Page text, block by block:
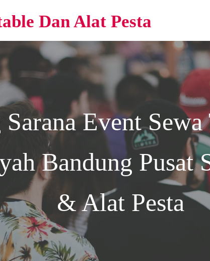
Dan Alat Pesta
Event
Bandung Pusat
& Alat Pesta